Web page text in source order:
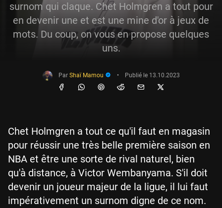
surnom qui claque. Chet Holmgren a tout pour
en devenir une et est une mine d'or à jeux de
mots. Du coup, on vous en propose quelques
uns.
Par Shaï Mamou • Publié le 13.10.2023
Chet Holmgren a tout ce qu'il faut en magasin
pour réussir une très belle première saison en
NBA et être une sorte de rival naturel, bien
qu'à distance, à Victor Wembanyama. S'il doit
devenir un joueur majeur de la ligue, il lui faut
impérativement un surnom digne de ce nom.